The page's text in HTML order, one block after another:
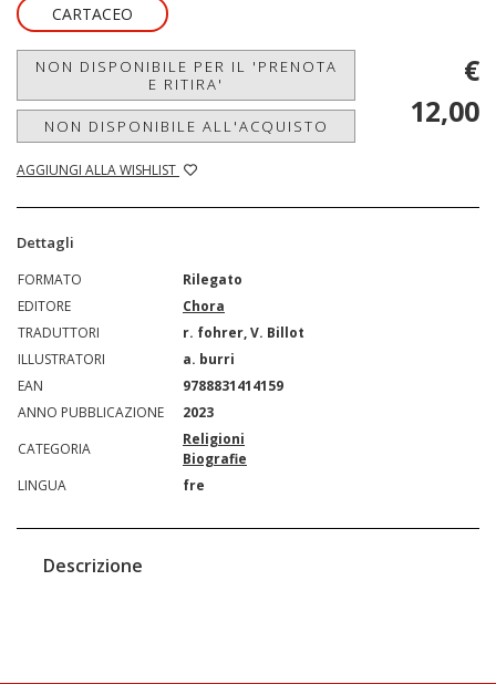
CARTACEO
NON DISPONIBILE PER IL 'PRENOTA
E RITIRA'
NON DISPONIBILE ALL'ACQUISTO
AGGIUNGI ALLA WISHLIST
€
12,00
Dettagli
FORMATO
Rilegato
EDITORE
Chora
TRADUTTORI
r. fohrer, V. Billot
ILLUSTRATORI
a. burri
EAN
9788831414159
ANNO PUBBLICAZIONE
2023
CATEGORIA
Religioni
Biografie
LINGUA
fre
Descrizione